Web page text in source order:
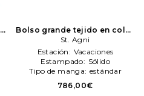
Bolso grande tejido en color
negro St. Agni
St. Agni
Estación: Vacaciones
Estampado: Sólido
Tipo de manga: estándar
786,00€